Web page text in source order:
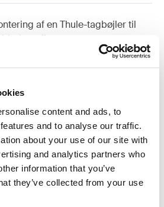
content and ads, to
and to analyse our traffic.
about your use of our site with
and analytics partners who
information that you’ve
they’ve collected from your use
af en Thule-tagbøjler til
rælinger.
techspec
instructions